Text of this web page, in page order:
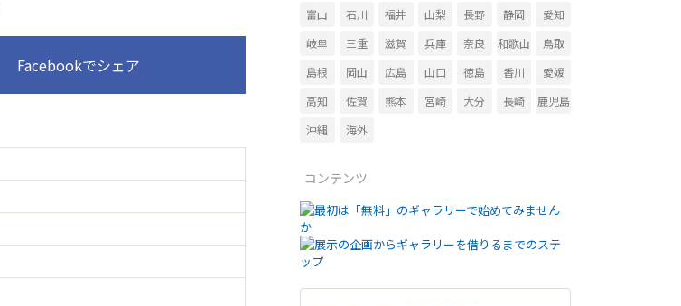
Facebookでシェア
富山
石川 福井 山梨 長野 静岡
愛知
岐阜
三重 滋賀 兵庫 奈良 和歌山
鳥取
島根
岡山 広島 山口 徳島 香川
愛媛
高知
佐賀 熊本 宮崎 大分 長崎
鹿児島
沖縄
海外
コンテンツ